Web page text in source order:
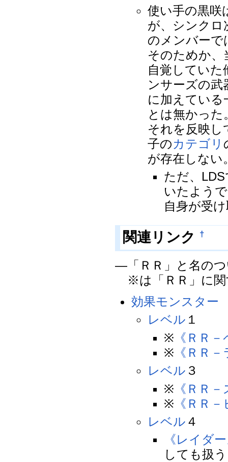
使い手の黒咲
が、シンクロ
のメンバーで
そのためか
自覚してい
ンサーズの武
に加えている
とは無かった
それを反映し
子のカテゴリ
が存在しない
ただ、
いたよう
自身が受
関連リンク †
―「ＲＲ」と名の
※は「ＲＲ」に関
効果モンスター
レベル １
※ 《ＲＲ
※ 《ＲＲ
レベル ３
※ 《ＲＲ
※ 《ＲＲ
レベル ４
《レイダ
しても扱